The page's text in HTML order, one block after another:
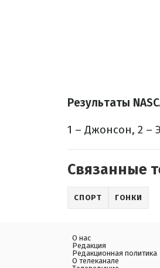
Результаты
1 – Джонсон, 2 –
Связанные
СПОРТ ГОНКИ
О нас
Редакция
Редакционная политика
О телеканале